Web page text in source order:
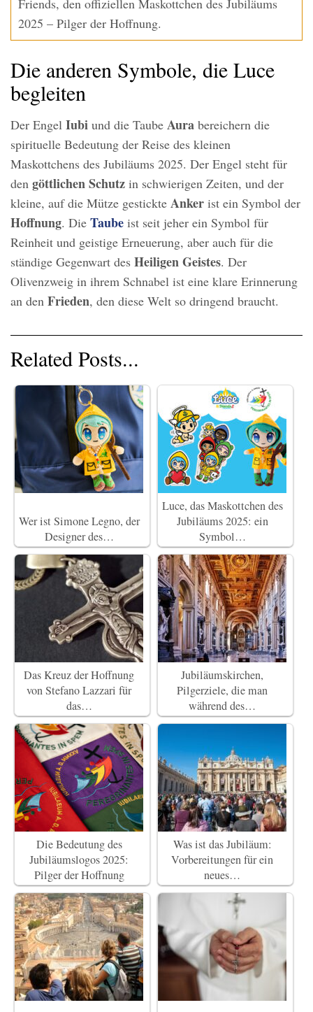
Friends, den offiziellen Maskottchen des Jubiläums
2025 – Pilger der Hoffnung.
Die anderen Symbole, die Luce
begleiten
Der Engel Iubi und die Taube Aura bereichern die
spirituelle Bedeutung der Reise des kleinen
Maskottchens des Jubiläums 2025. Der Engel steht für
den göttlichen Schutz in schwierigen Zeiten, und der
kleine, auf die Mütze gestickte Anker ist ein Symbol der
Hoffnung. Die Taube ist seit jeher ein Symbol für
Reinheit und geistige Erneuerung, aber auch für die
ständige Gegenwart des Heiligen Geistes. Der
Olivenzweig in ihrem Schnabel ist eine klare Erinnerung
an den Frieden, den diese Welt so dringend braucht.
Related Posts...
Wer ist Simone Legno, der
Designer des…
Luce, das Maskottchen des
Jubiläums 2025: ein
Symbol…
Das Kreuz der Hoffnung
von Stefano Lazzari für
das…
Jubiläumskirchen,
Pilgerziele, die man
während des…
Die Bedeutung des
Jubiläumslogos 2025:
Pilger der Hoffnung
Was ist das Jubiläum:
Vorbereitungen für ein
neues…